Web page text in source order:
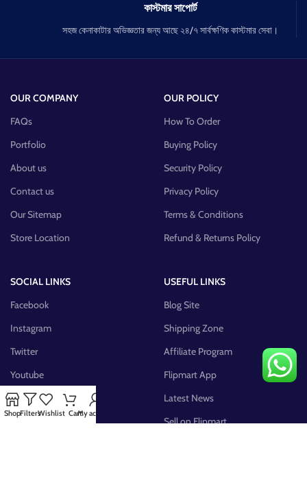
কাস্টমার সাপোর্ট
সহজ কেনাকাটার অভিজ্ঞতার জন্য আছে ২৪/৭ সার্বক্ষণিক কাস্টমার সেবা।
OUR COMPANY
FAQs
Portfolio
About us
Contact us
Our Sitemap
Store Location
OUR POLICY
How To Order
Buying Policy
Security Policy
Privacy Policy
Terms & Conditions
Refund & Returns Policy
SOCIAL LINKS
Facebook
Instagram
Twitter
Youtube
Pinterest
FB Group
USEFUL LINKS
Blog Site
Shipping Zone
Affiliate Program
Flipmart App
Latest News
Sell on Flipmart
ShopFiltersWishlist CartMy account